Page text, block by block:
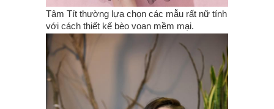
Tâm Tít thường lựa chọn các mẫu rất nữ tính
với cách thiết kế bèo voan mềm mại.